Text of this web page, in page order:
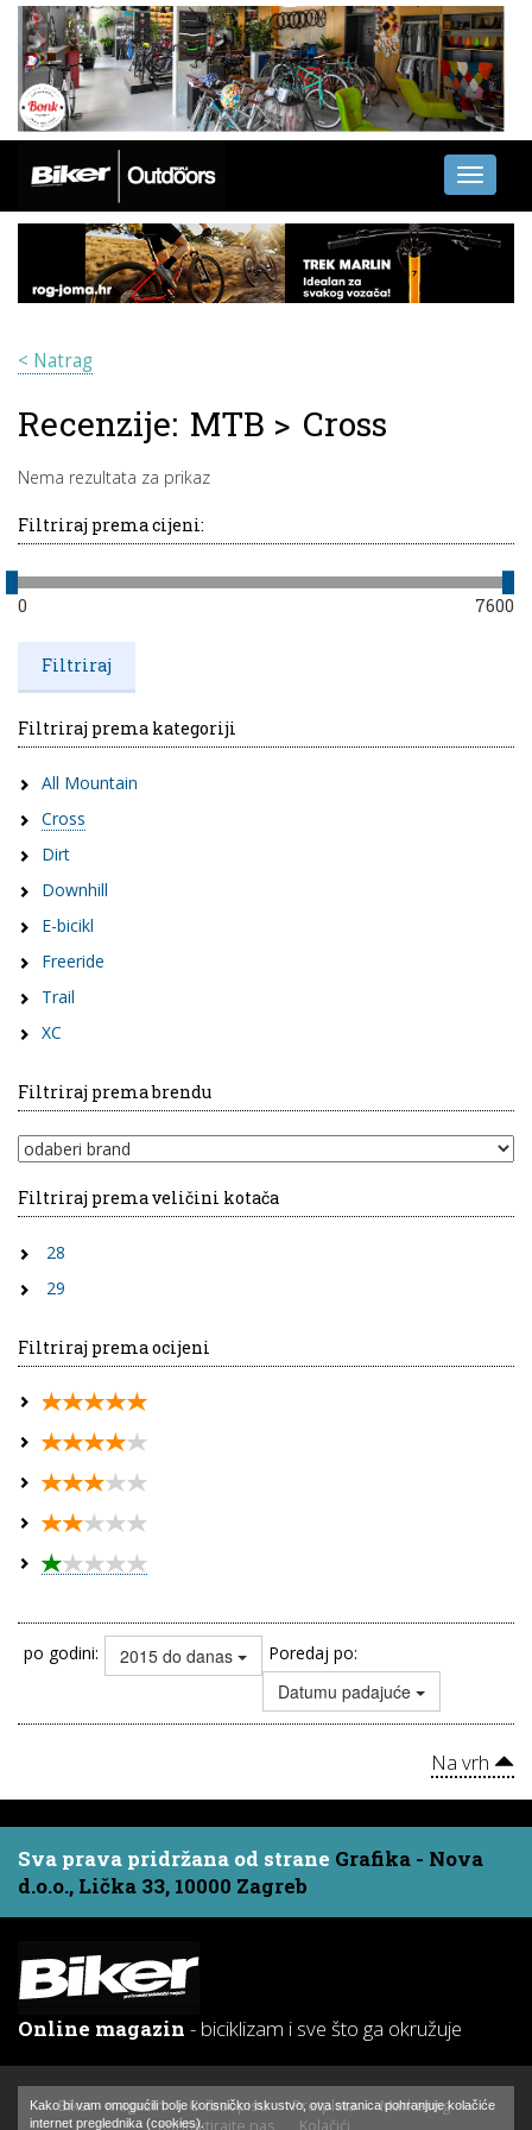
Toggle
< Natrag
Recenzije: MTB > Cross
Nema rezultata za prikaz
Filtriraj prema cijeni:
0 7600
Filtriraj prema kategoriji
All Mountain
Cross
Dirt
Downhill
E-bicikl
Freeride
Trail
XC
Filtriraj prema brendu
Filtriraj prema veličini kotača
28
29
Filtriraj prema ocijeni
po godini: 2015 do danas Poredaj po:
Datumu padajuće
Na vrh
Sva prava pridržana od strane Grafika - Nova
d.o.o., Lička 33, 10000 Zagreb
Online magazin - biciklizam i sve što ga okružuje
Biker - magazin O časopisu Pretplata
Marketing
Kontaktirajte nas
Kolačići
Kako bi vam omogućili bolje korisničko iskustvo, ova stranica pohranjuje kolačiće
internet preglednika (cookies).